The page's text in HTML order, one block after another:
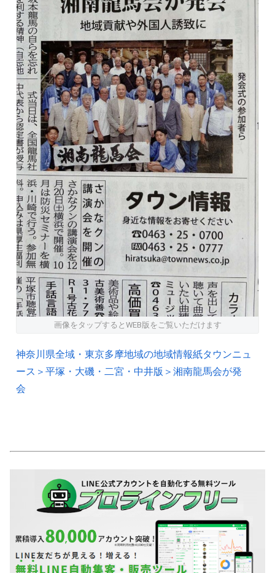
画像をタップするとWEB版をご覧いただけます
神奈川県全域・東京多摩地域の地域情報紙タウンニュ
ース＞平塚・大磯・二宮・中井版＞湘南龍馬会が発
会